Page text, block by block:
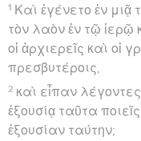
1 Καὶ ἐγένετο ἐν
τὸν λαὸν ἐν τῷ ἱερῷ
οἱ ἀρχιερεῖς καὶ οἱ
πρεσβυτέροις,
2 καὶ εἶπαν
ἐξουσίᾳ ταῦτα
ἐξουσίαν ταύτην;